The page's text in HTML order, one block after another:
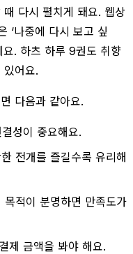
다시 펼치게 돼요. 웹상
‘나중에 다시 보고 싶
요. 하츠 하루 9권도 취향
있어요.
다음과 같아요.
성이 중요해요.
전개를 즐길수록 유리해
목적이 분명하면 만족도가
제 금액을 봐야 해요.